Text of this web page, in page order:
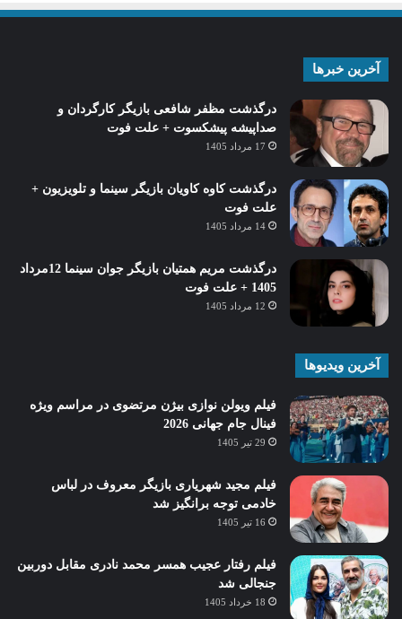
آخرین خبرها
درگذشت مظفر شافعی بازیگر کارگردان و
صداپیشه پیشکسوت + علت فوت
17 مرداد 1405
درگذشت کاوه کاویان بازیگر سینما و تلویزیون +
علت فوت
14 مرداد 1405
درگذشت مریم همتیان بازیگر جوان سینما 12مرداد
1405 + علت فوت
12 مرداد 1405
آخرین ویدیوها
فیلم ویولن نوازی بیژن مرتضوی در مراسم ویژه
فینال جام جهانی 2026
29 تیر 1405
فیلم مجید شهریاری بازیگر معروف در لباس
خادمی توجه برانگیز شد
16 تیر 1405
فیلم رفتار عجیب همسر محمد نادری مقابل دوربین
جنجالی شد
18 خرداد 1405